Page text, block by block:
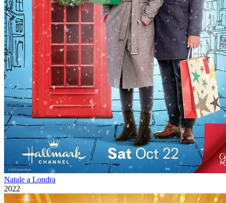
Natale a Londra
2022